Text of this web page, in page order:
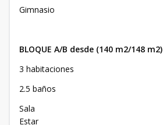
Gimnasio
BLOQUE A/B desde (140 m2/148 m2)
3 habitaciones
2.5 baños
Sala
Estar